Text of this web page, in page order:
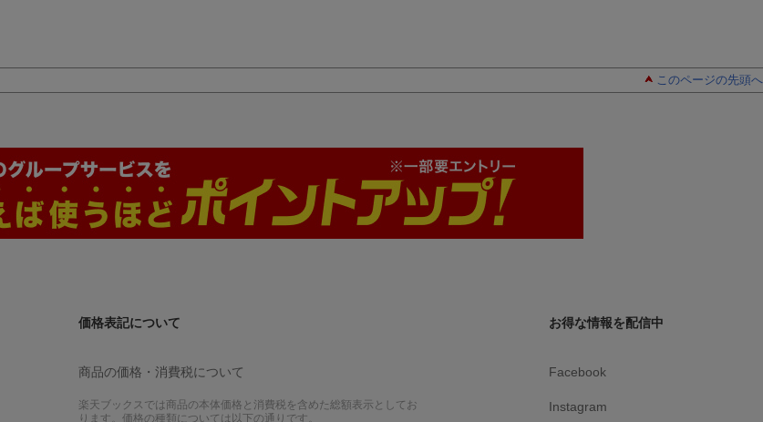
このページの先頭へ
価格表記について
商品の価格・消費税について
楽天ブックスでは商品の本体価格と消費税を含めた総額表示としてお
ります。価格の種類については以下の通りです。
お得な情報を配信中
Facebook
Instagram